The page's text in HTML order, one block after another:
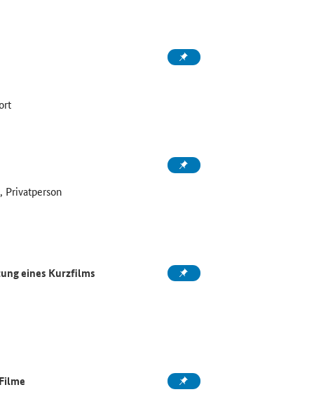
Privatperson
eines Kurzfilms